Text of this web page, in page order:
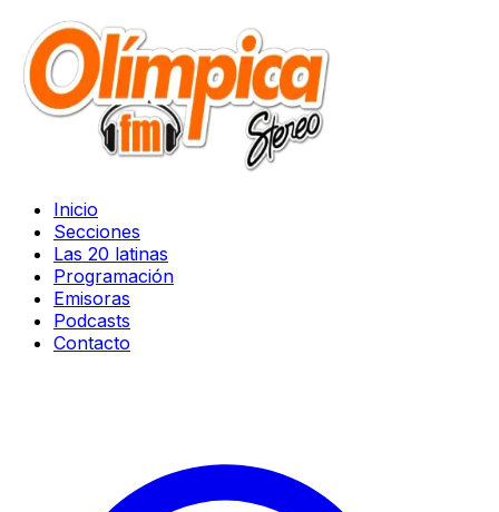
Inicio
Secciones
Las 20 latinas
Programación
Emisoras
Podcasts
Contacto